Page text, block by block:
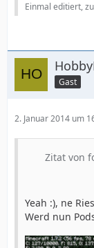
Einmal editiert,
Gast
2. Januar 2014 um
Zitat von
Yeah :), ne
Werd nun